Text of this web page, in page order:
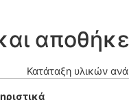
και
Κατάταξη υλικών